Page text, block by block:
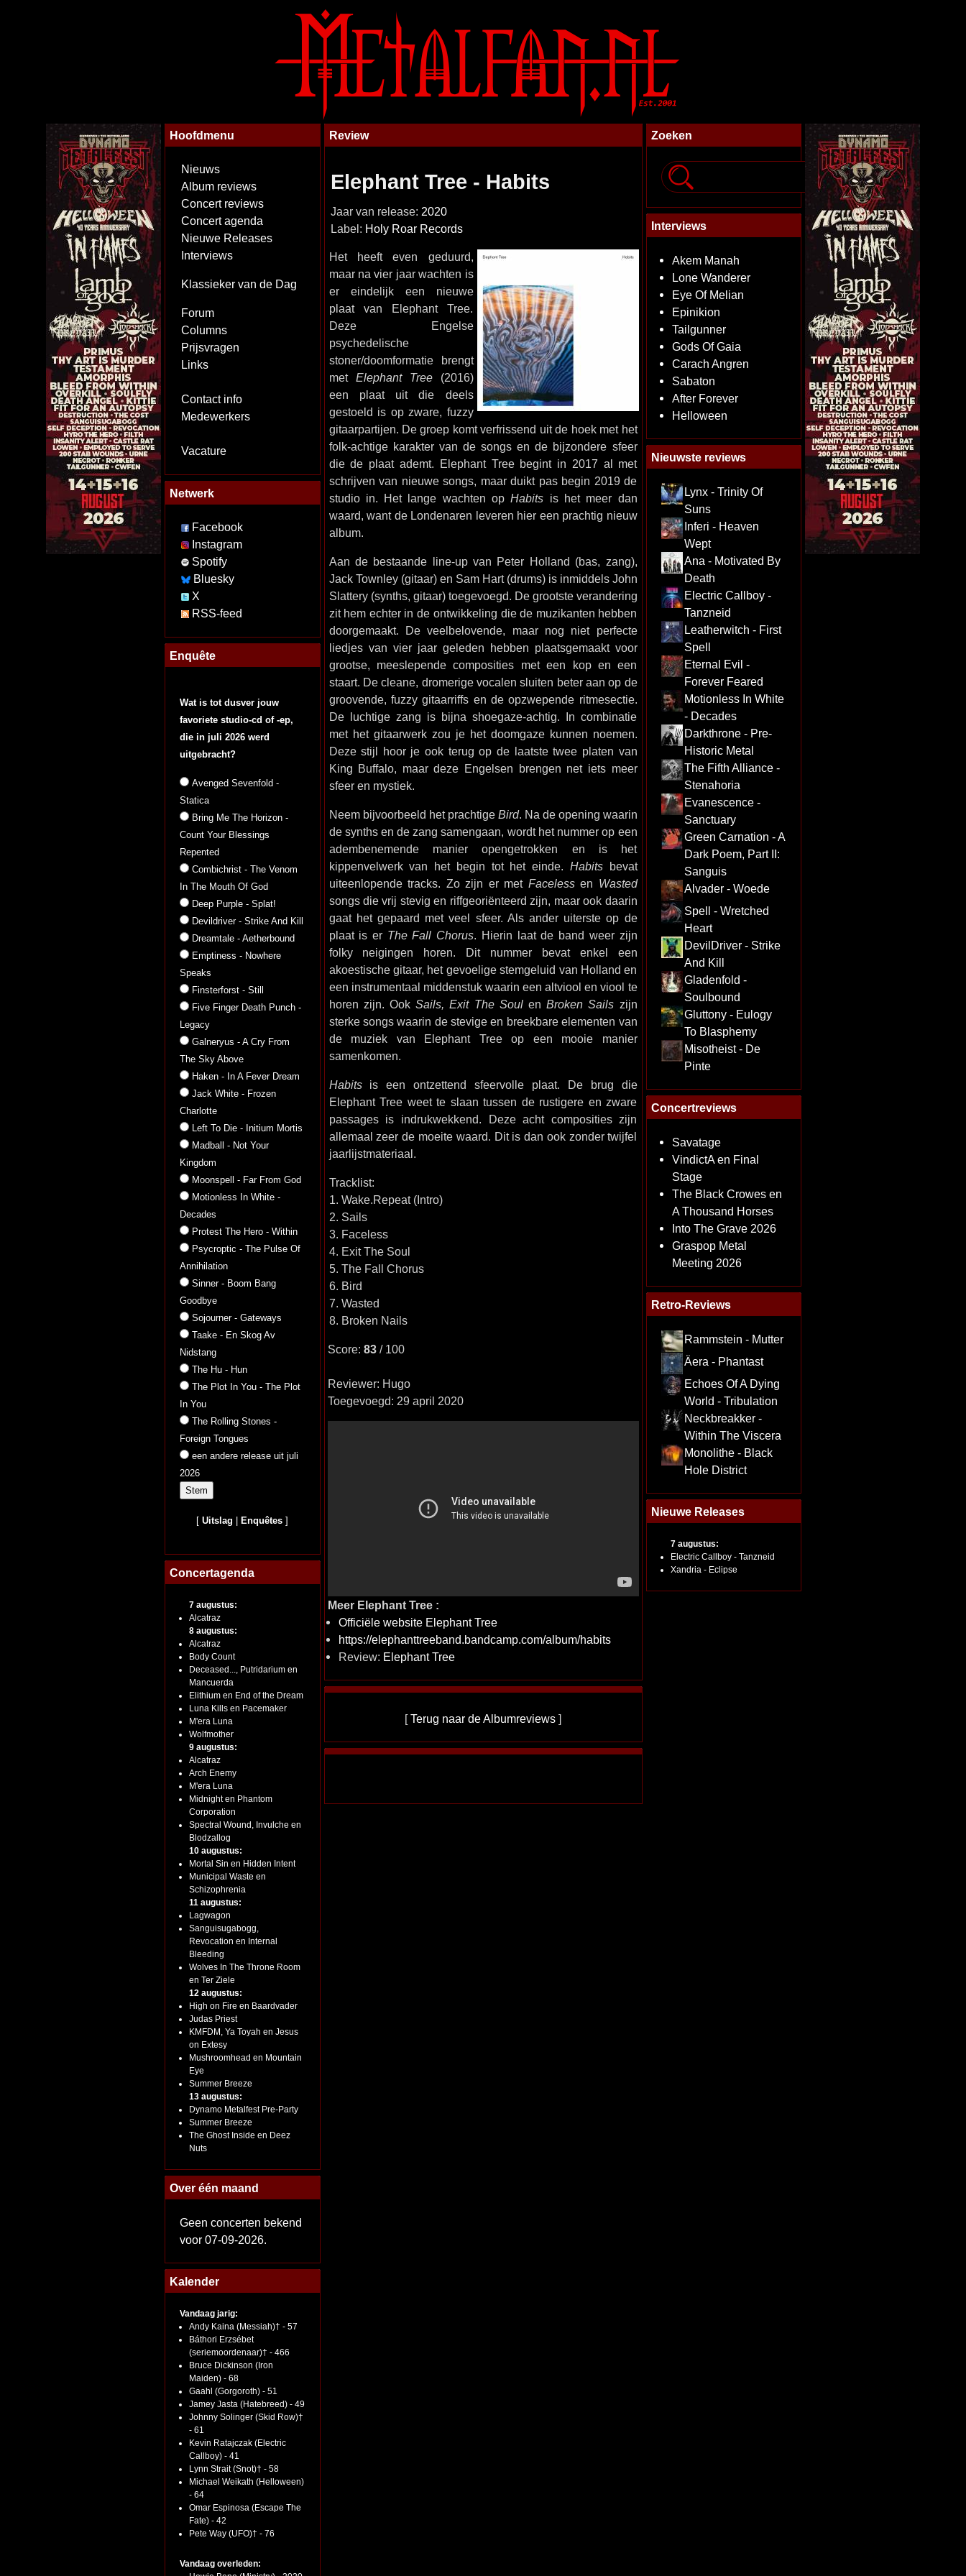
Hoofdmenu
Nieuws
Album reviews
Concert reviews
Concert agenda
Nieuwe Releases
Interviews
Klassieker van de Dag
Forum
Columns
Prijsvragen
Links
Contact info
Medewerkers
Vacature
Netwerk
Facebook
Instagram
Spotify
Bluesky
X
RSS-feed
Enquête
Wat is tot dusver jouw
favoriete studio-cd of -ep,
die in juli 2026 werd
uitgebracht?
Avenged Sevenfold -
Statica
Bring Me The Horizon -
Count Your Blessings
Repented
Combichrist - The Venom
In The Mouth Of God
Deep Purple - Splat!
Devildriver - Strike And Kill
Dreamtale - Aetherbound
Emptiness - Nowhere
Speaks
Finsterforst - Still
Five Finger Death Punch -
Legacy
Galneryus - A Cry From
The Sky Above
Haken - In A Fever Dream
Jack White - Frozen
Charlotte
Left To Die - Initium Mortis
Madball - Not Your
Kingdom
Moonspell - Far From God
Motionless In White -
Decades
Protest The Hero - Within
Psycroptic - The Pulse Of
Annihilation
Sinner - Boom Bang
Goodbye
Sojourner - Gateways
Taake - En Skog Av
Nidstang
The Hu - Hun
The Plot In You - The Plot
In You
The Rolling Stones -
Foreign Tongues
een andere release uit juli
2026
[Uitslag Enquêtes ]
Concertagenda
7 augustus:
Alcatraz
8 augustus:
Alcatraz
Body Count
Deceased..., Putridarium en
Mancuerda
Elithium en End of the Dream
Luna Kills en Pacemaker
M'era Luna
Wolfmother
9 augustus:
Alcatraz
Arch Enemy
M'era Luna
Midnight en Phantom
Corporation
Spectral Wound, Invulche en
Blodzallog
10 augustus:
Mortal Sin en Hidden Intent
Municipal Waste en
Schizophrenia
11 augustus:
Lagwagon
Sanguisugabogg,
Revocation en Internal
Bleeding
Wolves In The Throne Room
en Ter Ziele
12 augustus:
High on Fire en Baardvader
Judas Priest
KMFDM, Ya Toyah en Jesus
on Extesy
Mushroomhead en Mountain
Eye
Summer Breeze
13 augustus:
Dynamo Metalfest Pre-Party
Summer Breeze
The Ghost Inside en Deez
Nuts
Over één maand
Geen concerten bekend
voor 07-09-2026.
Kalender
Vandaag jarig:
Andy Kaina (Messiah)† - 57
Báthori Erzsébet
(seriemoordenaar)† - 466
Bruce Dickinson (Iron
Maiden) - 68
Gaahl (Gorgoroth) - 51
Jamey Jasta (Hatebreed) - 49
Johnny Solinger (Skid Row)†
- 61
Kevin Ratajczak (Electric
Callboy) - 41
Lynn Strait (Snot)† - 58
Michael Weikath (Helloween)
- 64
Omar Espinosa (Escape The
Fate) - 42
Pete Way (UFO)† - 76
Vandaag overleden:
Review
Elephant Tree - Habits
Jaar van release: 2020
Label: Holy Roar Records
Het heeft even geduurd,
maar na vier jaar wachten is
er eindelijk een nieuwe
plaat van Elephant Tree.
Deze Engelse
psychedelische
stoner/doomformatie brengt
met Elephant Tree(2016)
een plaat uit die deels
gestoeld is op zware, fuzzy
gitaarpartijen. De groep komt verfrissend uit de hoek met het
folk-achtige karakter van de songs en de bijzondere sfeer
die de plaat ademt. Elephant Tree begint in 2017 al met
schrijven van nieuwe songs, maar duikt pas begin 2019 de
studio in. Het lange wachten opHabits is het meer dan
waard, want de Londenaren leveren hier een prachtig nieuw
album.
Aan de bestaande line-up van Peter Holland (bas, zang),
Jack Townley (gitaar) en Sam Hart (drums) is inmiddels John
Slattery (synths, gitaar) toegevoegd. De grootste verandering
zit hem echter in de ontwikkeling die de muzikanten hebben
doorgemaakt. De veelbelovende, maar nog niet perfecte
liedjes van vier jaar geleden hebben plaatsgemaakt voor
grootse, meeslepende composities met een kop en een
staart. De cleane, dromerige vocalen sluiten beter aan op de
groovende, fuzzy gitaarriffs en de opzwepende ritmesectie.
De luchtige zang is bijna shoegaze-achtig. In combinatie
met het gitaarwerk zou je het doomgaze kunnen noemen.
Deze stijl hoor je ook terug op de laatste twee platen van
King Buffalo, maar deze Engelsen brengen net iets meer
sfeer en mystiek.
Neem bijvoorbeeld het prachtige Bird. Na de opening waarin
de synths en de zang samengaan, wordt het nummer op een
adembenemende manier opengetrokken en is het
kippenvelwerk van het begin tot het einde. Habitsbevat
uiteenlopende tracks. Zo zijn er met Facelessen Wasted
songs die vrij stevig en riffgeoriënteerd zijn, maar ook daarin
gaat het gepaard met veel sfeer. Als ander uiterste op de
plaat is er The Fall Chorus. Hierin laat de band weer zijn
folky neigingen horen. Dit nummer bevat enkel een
akoestische gitaar, het gevoelige stemgeluid van Holland en
een instrumentaal middenstuk waarin een altviool en viool te
horen zijn. OokSails, Exit The SoulenBroken Sails zijn
sterke songs waarin de stevige en breekbare elementen van
de muziek van Elephant Tree op een mooie manier
samenkomen.
Habitsis een ontzettend sfeervolle plaat. De brug die
Elephant Tree weet te slaan tussen de rustigere en zware
passages is indrukwekkend. Deze acht composities zijn
allemaal zeer de moeite waard. Dit is dan ook zonder twijfel
jaarlijstmateriaal.
Tracklist:
1. Wake.Repeat (Intro)
2. Sails
3. Faceless
4. Exit The Soul
5. The Fall Chorus
6. Bird
7. Wasted
8. Broken Nails
Score: 83/ 100
Reviewer: Hugo
Toegevoegd: 29 april 2020
Meer Elephant Tree :
Officiële website Elephant Tree
https://elephanttreeband.bandcamp.com/album/habits
Review: Elephant Tree
[Terug naar de Albumreviews ]
Zoeken
Interviews
Akem Manah
Lone Wanderer
Eye Of Melian
Epinikion
Tailgunner
Gods Of Gaia
Carach Angren
Sabaton
After Forever
Helloween
Nieuwste reviews
Lynx - Trinity Of
Suns
Inferi - Heaven
Wept
Ana - Motivated By
Death
Electric Callboy -
Tanzneid
Leatherwitch - First
Spell
Eternal Evil -
Forever Feared
Motionless In White
- Decades
Darkthrone - Pre-
Historic Metal
The Fifth Alliance -
Stenahoria
Evanescence -
Sanctuary
Green Carnation - A
Dark Poem, Part II:
Sanguis
Alvader - Woede
Spell - Wretched
Heart
DevilDriver - Strike
And Kill
Gladenfold -
Soulbound
Gluttony - Eulogy
To Blasphemy
Misotheist - De
Pinte
Concertreviews
Savatage
VindictA en Final
Stage
The Black Crowes en
A Thousand Horses
Into The Grave 2026
Graspop Metal
Meeting 2026
Retro-Reviews
Rammstein - Mutter
Äera - Phantast
Echoes Of A Dying
World - Tribulation
Neckbreakker -
Within The Viscera
Monolithe - Black
Hole District
Nieuwe Releases
7 augustus:
Electric Callboy - Tanzneid
Xandria - Eclipse